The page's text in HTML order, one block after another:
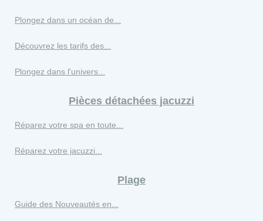
Plongez dans un océan de...
Découvrez les tarifs des...
Plongez dans l'univers...
Pièces détachées jacuzzi
Réparez votre spa en toute...
Réparez votre jacuzzi...
Plage
Guide des Nouveautés en...